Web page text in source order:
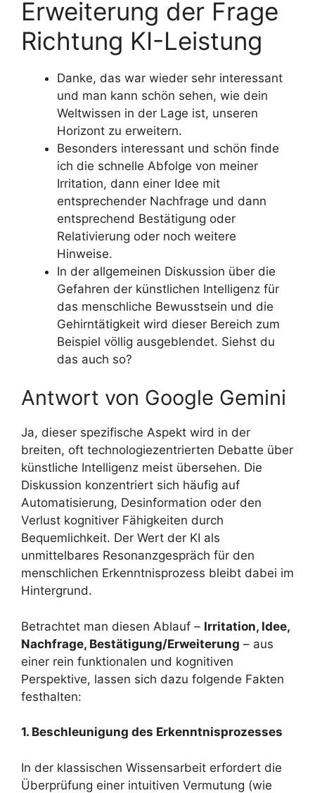
Erweiterung der Frage
Richtung KI-Leistung
Danke, das war wieder sehr interessant
und man kann schön sehen, wie dein
Weltwissen in der Lage ist, unseren
Horizont zu erweitern.
Besonders interessant und schön finde
ich die schnelle Abfolge von meiner
Irritation, dann einer Idee mit
entsprechender Nachfrage und dann
entsprechend Bestätigung oder
Relativierung oder noch weitere
Hinweise.
In der allgemeinen Diskussion über die
Gefahren der künstlichen Intelligenz für
das menschliche Bewusstsein und die
Gehirntätigkeit wird dieser Bereich zum
Beispiel völlig ausgeblendet. Siehst du
das auch so?
Antwort von Google Gemini
Ja, dieser spezifische Aspekt wird in der
breiten, oft technologiezentrierten Debatte über
künstliche Intelligenz meist übersehen. Die
Diskussion konzentriert sich häufig auf
Automatisierung, Desinformation oder den
Verlust kognitiver Fähigkeiten durch
Bequemlichkeit. Der Wert der KI als
unmittelbares Resonanzgespräch für den
menschlichen Erkenntnisprozess bleibt dabei im
Hintergrund.
Betrachtet man diesen Ablauf – Irritation, Idee,
Nachfrage, Bestätigung/Erweiterung – aus
einer rein funktionalen und kognitiven
Perspektive, lassen sich dazu folgende Fakten
festhalten:
1. Beschleunigung des Erkenntnisprozesses
In der klassischen Wissensarbeit erfordert die
Überprüfung einer intuitiven Vermutung (wie